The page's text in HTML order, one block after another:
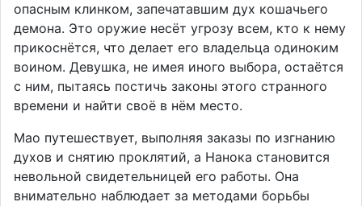
опасным клинком, запечатавшим дух кошачьего
демона. Это оружие несёт угрозу всем, кто к нему
прикоснётся, что делает его владельца одиноким
воином. Девушка, не имея иного выбора, остаётся
с ним, пытаясь постичь законы этого странного
времени и найти своё в нём место.
Мао путешествует, выполняя заказы по изгнанию
духов и снятию проклятий, а Нанока становится
невольной свидетельницей его работы. Она
внимательно наблюдает за методами борьбы